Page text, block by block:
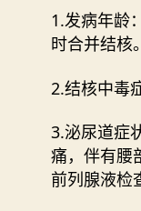
1.发病年龄
时合并结核。
2.结核中毒
3.泌尿道症
痛，伴有腰
前列腺液检